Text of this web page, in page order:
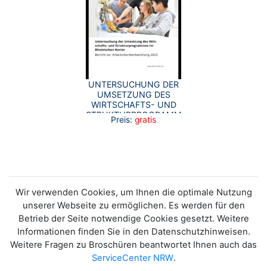
UNTERSUCHUNG DER
UMSETZUNG DES
WIRTSCHAFTS- UND
STRUKTURPROGRAMMES
IM RHEINISCHEN
Preis: gratis
Wir verwenden Cookies, um Ihnen die optimale Nutzung
unserer Webseite zu ermöglichen. Es werden für den
Betrieb der Seite notwendige Cookies gesetzt. Weitere
Informationen finden Sie in den Datenschutzhinweisen.
Weitere Fragen zu Broschüren beantwortet Ihnen auch das
ServiceCenter NRW.